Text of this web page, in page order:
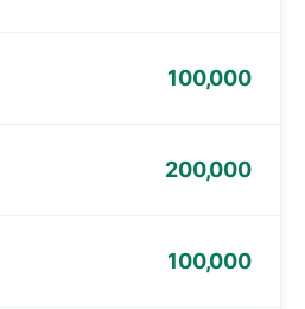
100,000
200,000
100,000